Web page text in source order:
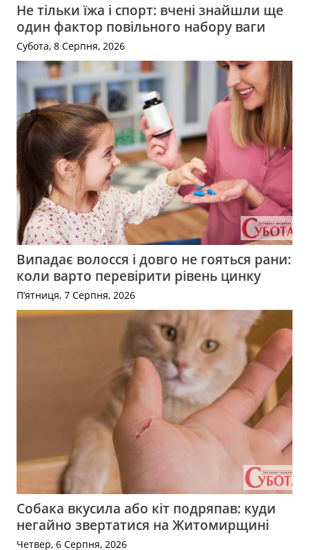
Не тільки їжа і спорт: вчені знайшли ще
один фактор повільного набору ваги
Субота, 8 Серпня, 2026
Випадає волосся і довго не гояться рани:
коли варто перевірити рівень цинку
П’ятниця, 7 Серпня, 2026
Собака вкусила або кіт подряпав: куди
негайно звертатися на Житомирщині
Четвер, 6 Серпня, 2026